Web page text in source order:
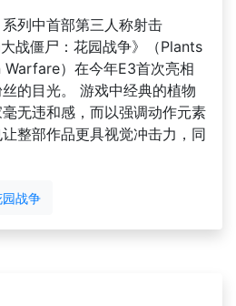
列中首部第三人称射击
大战僵尸：花园战争》（Plants
）在今年E3首次亮相
的目光。 游戏中经典的植物
无违和感，而以强调动作元素
整部作品更具视觉冲击力，同
战争